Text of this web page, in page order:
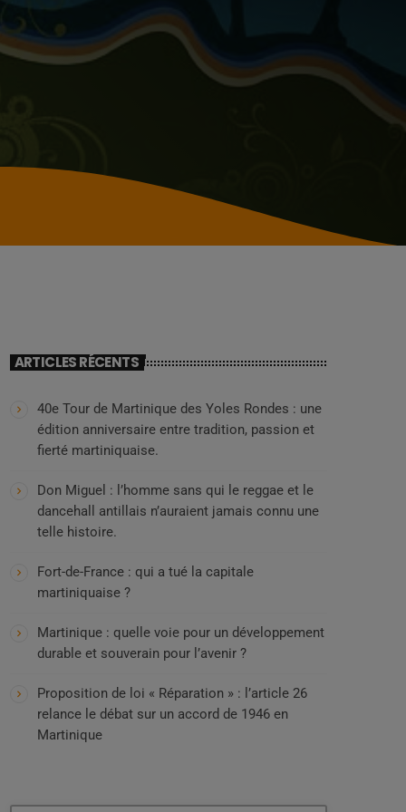
ARTICLES RÉCENTS
40e Tour de Martinique des Yoles Rondes : une
édition anniversaire entre tradition, passion et
fierté martiniquaise.
Don Miguel : l’homme sans qui le reggae et le
dancehall antillais n’auraient jamais connu une
telle histoire.
Fort-de-France : qui a tué la capitale
martiniquaise ?
Martinique : quelle voie pour un développement
durable et souverain pour l’avenir ?
Proposition de loi « Réparation » : l’article 26
relance le débat sur un accord de 1946 en
Martinique